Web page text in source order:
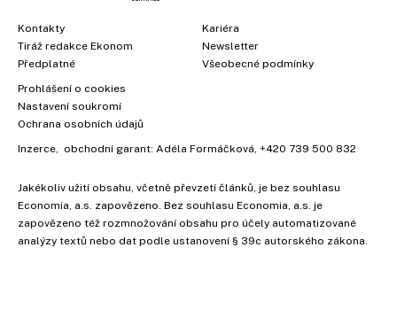
Kontakty
Tiráž redakce Ekonom
Předplatné
Kariéra
Newsletter
Všeobecné podmínky
Prohlášení o cookies
Nastavení soukromí
Ochrana osobních údajů
Inzerce, obchodní garant: Adéla Formáčková, +420 739 500 832
Jakékoliv užití obsahu, včetně převzetí článků, je bez souhlasu
Economia, a.s. zapovězeno. Bez souhlasu Economia, a.s. je
zapovězeno též rozmnožování obsahu pro účely automatizované
analýzy textů nebo dat podle ustanovení § 39c autorského zákona.